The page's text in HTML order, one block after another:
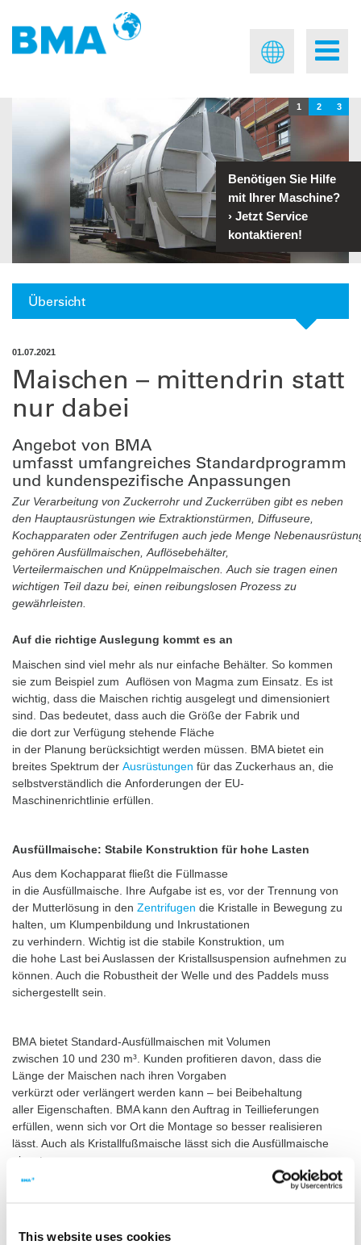
This website uses cookies
1 2 3
Übersicht
01.07.2021
Maischen – mittendrin statt
nur dabei
Angebot von BMA
umfasst umfangreiches Standardprogramm
und kundenspezifische Anpassungen
Zur Verarbeitung von Zuckerrohr und Zuckerrüben gibt es neben
den Hauptausrüstungen wie Extraktionstürmen, Diffuseure,
Kochapparaten oder Zentrifugen auch jede Menge
gehören Ausfüllmaischen, Auflösebehälter,
Verteilermaischen und Knüppelmaischen. Auch sie tragen einen
wichtigen Teil dazu bei, einen reibungslosen Prozess zu
gewährleisten.
Auf die richtige Auslegung kommt es an
Maischen sind viel mehr als nur einfache Behälter. So kommen
sie zum Beispiel zum Auflösen von Magma zum Einsatz. Es ist
wichtig, dass die Maischen richtig ausgelegt und dimensioniert
sind. Das bedeutet, dass auch die Größe der Fabrik und
die dort zur Verfügung stehende Fläche
in der Planung berücksichtigt werden müssen. BMA bietet ein
breites Spektrum der Ausrüstungen für das Zuckerhaus an, die
selbstverständlich die Anforderungen der EU-
Maschinenrichtlinie erfüllen.
Ausfüllmaische: Stabile Konstruktion für hohe Lasten
Aus dem Kochapparat fließt die Füllmasse
in die Ausfüllmaische. Ihre Aufgabe ist es, vor der Trennung von
der Mutterlösung in den Zentrifugen die Kristalle in Bewegung zu
halten, um Klumpenbildung und Inkrustationen
zu verhindern. Wichtig ist die stabile Konstruktion, um
die hohe Last bei Auslassen der Kristallsuspension aufnehmen zu
können. Auch die Robustheit der Welle und des Paddels muss
sichergestellt sein.
BMA bietet Standard-Ausfüllmaischen mit Volumen
zwischen 10 und 230 m³. Kunden profitieren davon, dass die
Länge der Maischen nach ihren Vorgaben
verkürzt oder verlängert werden kann – bei Beibehaltung
aller Eigenschaften. BMA kann den Auftrag in Teillieferungen
erfüllen, wenn sich vor Ort die Montage so besser realisieren
lässt. Auch als Kristallfußmaische lässt sich die Ausfüllmaische
einsetzen.
Zu den Aufgaben des Auflösebehälters zählt, B-Rohzucker, B-C-
Benötigen Sie Hilfe
mit Ihrer Maschine?
› Jetzt Service
kontaktieren!